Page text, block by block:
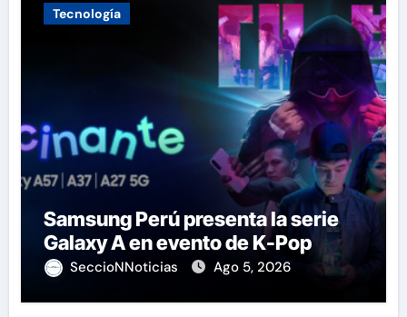
Tecnología
Samsung Perú presenta la serie
Galaxy A en evento de K-Pop
SeccioNNoticias Ago 5, 2026